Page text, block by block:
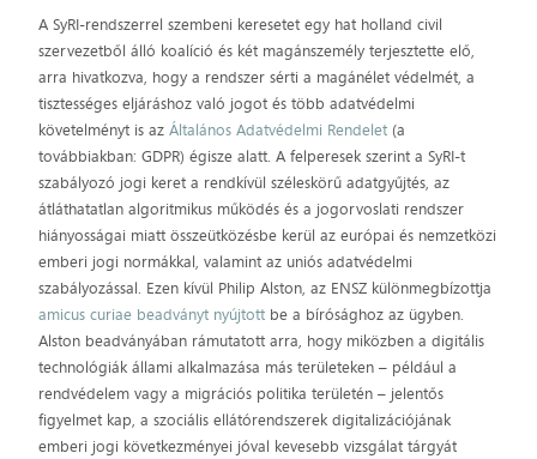
A SyRI-rendszerrel szembeni keresetet egy hat holland civil
szervezetből álló koalíció és két magánszemély terjesztette elő,
arra hivatkozva, hogy a rendszer sérti a magánélet védelmét, a
tisztességes eljáráshoz való jogot és több adatvédelmi
követelményt is azÁltalános Adatvédelmi Rendelet (a
továbbiakban: GDPR) égisze alatt. A felperesek szerint a SyRI-t
szabályozó jogi keret a rendkívül széleskörű adatgyűjtés, az
átláthatatlan algoritmikus működés és a jogorvoslati rendszer
hiányosságai miatt összeütközésbe kerül az európai és nemzetközi
emberi jogi normákkal, valamint az uniós adatvédelmi
szabályozással. Ezen kívül Philip Alston, az ENSZ különmegbízottja
amicus curiae beadványt nyújtott be a bírósághoz az ügyben.
Alston beadványában rámutatott arra, hogy miközben a digitális
technológiák állami alkalmazása más területeken – például a
rendvédelem vagy a migrációs politika területén – jelentős
figyelmet kap, a szociális ellátórendszerek digitalizációjának
emberi jogi következményei jóval kevesebb vizsgálat tárgyát